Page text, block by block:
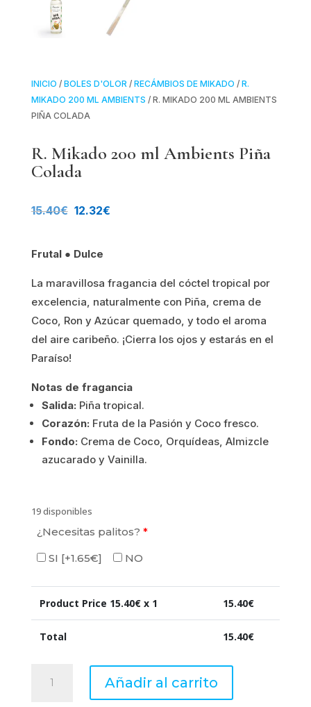
INICIO / BOLES D'OLOR / RECÁMBIOS DE MIKADO / R.
MIKADO 200 ML AMBIENTS / R. MIKADO 200 ML AMBIENTS
PIÑA COLADA
R. Mikado 200 ml Ambients Piña
Colada
15.40€ El
original
era:
15.40€.
12.32€El
es:
12.32€.
Frutal ● Dulce
La maravillosa fragancia del cóctel tropical por
excelencia, naturalmente con Piña, crema de
Coco, Ron y Azúcar quemado, y todo el aroma
del aire caribeño. ¡Cierra los ojos y estarás en el
Paraíso!
Notas de fragancia
Salida: Piña tropical.
Corazón: Fruta de la Pasión y Coco fresco.
Fondo: Crema de Coco, Orquídeas, Almizcle
azucarado y Vainilla.
19 disponibles
¿Necesitas palitos? *
SI [+1.65€] NO
Product Price 15.40€ x 1 15.40€
Total 15.40€
Mikado
Añadir al carrito